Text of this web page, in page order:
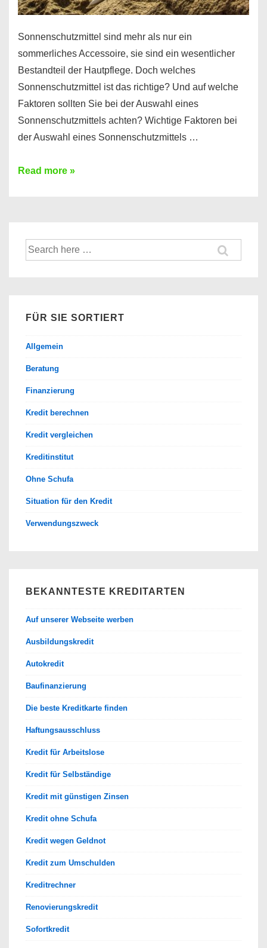
Sonnenschutzmittel sind mehr als nur ein
sommerliches Accessoire, sie sind ein wesentlicher
Bestandteil der Hautpflege. Doch welches
Sonnenschutzmittel ist das richtige? Und auf welche
Faktoren sollten Sie bei der Auswahl eines
Sonnenschutzmittels achten? Wichtige Faktoren bei
der Auswahl eines Sonnenschutzmittels …
Die
Sonnenschutzmittels
Read more »
Suche
nach:
FÜR SIE SORTIERT
Allgemein
Beratung
Finanzierung
Kredit berechnen
Kredit vergleichen
Kreditinstitut
Ohne Schufa
Situation für den Kredit
Verwendungszweck
BEKANNTESTE KREDITARTEN
Auf unserer Webseite werben
Ausbildungskredit
Autokredit
Baufinanzierung
Die beste Kreditkarte finden
Haftungsausschluss
Kredit für Arbeitslose
Kredit für Selbständige
Kredit mit günstigen Zinsen
Kredit ohne Schufa
Kredit wegen Geldnot
Kredit zum Umschulden
Kreditrechner
Renovierungskredit
Sofortkredit